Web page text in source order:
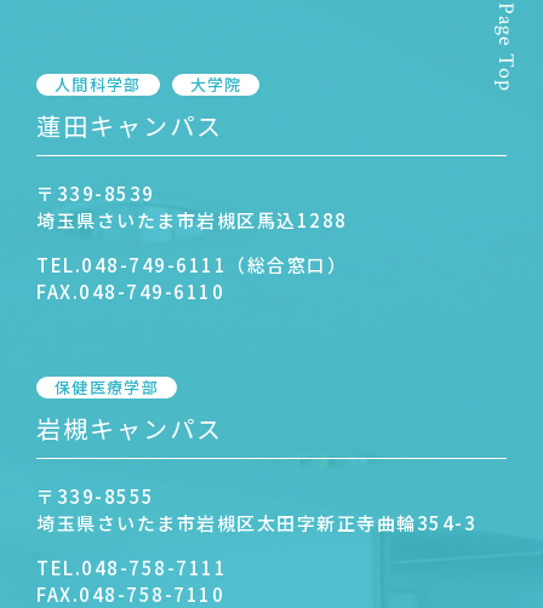
人間科学部 大学院
蓮田キャンパス
〒339-8539
埼玉県さいたま市岩槻区馬込1288
TEL.048-749-6111（総合窓口）
FAX.048-749-6110
保健医療学部
岩槻キャンパス
〒339-8555
埼玉県さいたま市岩槻区太田字新正寺曲輪354-3
TEL.048-758-7111
FAX.048-758-7110
Page Top